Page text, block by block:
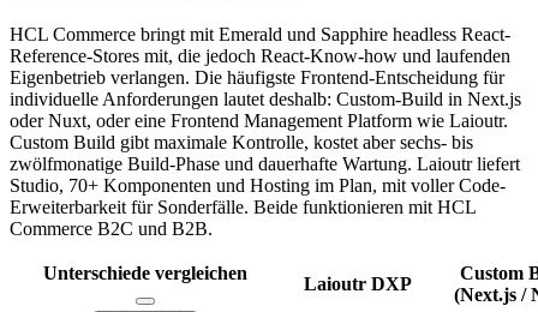
HCL Commerce bringt mit Emerald und Sapphire headless React-
Reference-Stores mit, die jedoch React-Know-how und laufenden
Eigenbetrieb verlangen. Die häufigste Frontend-Entscheidung für
individuelle Anforderungen lautet deshalb: Custom-Build in Next.js
oder Nuxt, oder eine Frontend Management Platform wie Laioutr.
Custom Build gibt maximale Kontrolle, kostet aber sechs- bis
zwölfmonatige Build-Phase und dauerhafte Wartung. Laioutr liefert
Studio, 70+ Komponenten und Hosting im Plan, mit voller Code-
Erweiterbarkeit für Sonderfälle. Beide funktionieren mit HCL
Commerce B2C und B2B.
Unterschiede vergleichen
Laioutr DXP
Custom
(Next.js /